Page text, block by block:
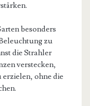
besonders
zu
die Strahler
verstecken,
ohne die